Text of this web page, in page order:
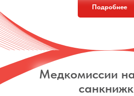
Подробнее
Медкомиссии